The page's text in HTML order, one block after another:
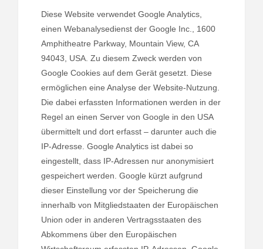
Diese Website verwendet Google Analytics,
einen Webanalysedienst der Google Inc., 1600
Amphitheatre Parkway, Mountain View, CA
94043, USA. Zu diesem Zweck werden von
Google Cookies auf dem Gerät gesetzt. Diese
ermöglichen eine Analyse der Website-Nutzung.
Die dabei erfassten Informationen werden in der
Regel an einen Server von Google in den USA
übermittelt und dort erfasst – darunter auch die
IP-Adresse. Google Analytics ist dabei so
eingestellt, dass IP-Adressen nur anonymisiert
gespeichert werden. Google kürzt aufgrund
dieser Einstellung vor der Speicherung die
innerhalb von Mitgliedstaaten der Europäischen
Union oder in anderen Vertragsstaaten des
Abkommens über den Europäischen